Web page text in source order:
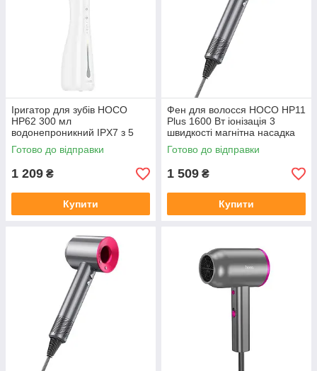
Іригатор для зубів HOCO
HP62 300 мл
водонепроникний IPX7 з 5
насадками 1400 мАг
Готово до відправки
1 209 ₴
Купити
Фен для волосся HOCO HP11
Plus 1600 Вт іонізація 3
швидкості магнітна насадка
Готово до відправки
1 509 ₴
Купити